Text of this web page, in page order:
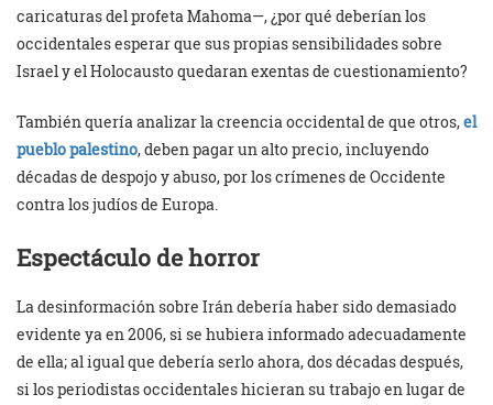
caricaturas del profeta Mahoma—, ¿por qué deberían los
occidentales esperar que sus propias sensibilidades sobre
Israel y el Holocausto quedaran exentas de cuestionamiento?
También quería analizar la creencia occidental de que otros,el
pueblo palestino, deben pagar un alto precio, incluyendo
décadas de despojo y abuso, por los crímenes de Occidente
contra los judíos de Europa.
Espectáculo de horror
La desinformación sobre Irán debería haber sido demasiado
evidente ya en 2006, si se hubiera informado adecuadamente
de ella; al igual que debería serlo ahora, dos décadas después,
si los periodistas occidentales hicieran su trabajo en lugar de